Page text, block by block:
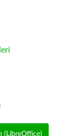
(LibreOffice)